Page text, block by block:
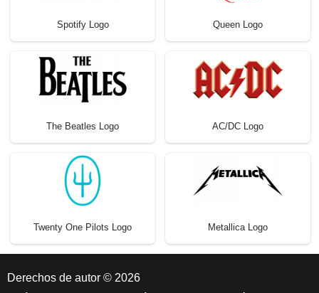
Spotify Logo Queen Logo
The Beatles Logo AC/DC Logo
Twenty One Pilots Logo Metallica Logo
Derechos de autor © 2026